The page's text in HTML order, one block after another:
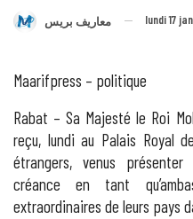
معاريف بريس lundi 17
Maarifpress – politique
Rabat – Sa Majesté le Roi
reçu, lundi au Palais Royal
étrangers, venus
créance en tant
extraordinaires de leurs pays